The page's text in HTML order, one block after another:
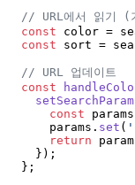
// URL에서 읽기 (
const color =
const sort =
// URL 업데이트
const
const
      params.
set (
return
    });
  };